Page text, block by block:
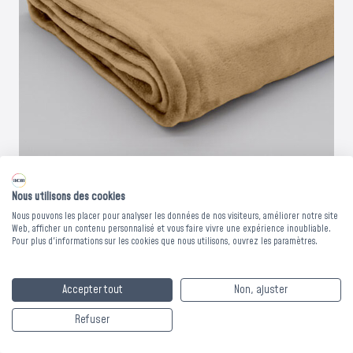
PLAID MICROFIBRE
MALO - CAMEL - 130
x 160 cm
Vous avez un projet de protection contre la chaleur ?
Les bons de commande doivent être validés avant le 31
août pour bénéficier du dispositif exceptionnel.
Nous contacter
Nous utilisons des cookies
Nous pouvons les placer pour analyser les données de nos visiteurs, améliorer notre site
Web, afficher un contenu personnalisé et vous faire vivre une expérience inoubliable.
Pour plus d'informations sur les cookies que nous utilisons, ouvrez les paramètres.
Accepter tout
Non, ajuster
Refuser